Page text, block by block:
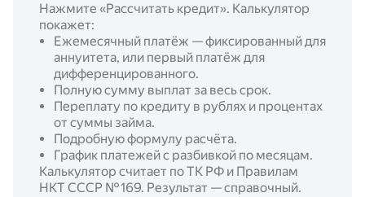
Нажмите «Рассчитать кредит». Калькулятор
покажет:
Ежемесячный платёж — фиксированный для
аннуитета, или первый платёж для
дифференцированного.
Полную сумму выплат за весь срок.
Переплату по кредиту в рублях и процентах
от суммы займа.
Подробную формулу расчёта.
График платежей с разбивкой по месяцам.
Калькулятор считает по ТК РФ и Правилам
НКТ СССР № 169. Результат — справочный.